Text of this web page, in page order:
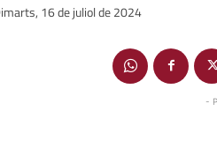
16 de juliol de 2024
-